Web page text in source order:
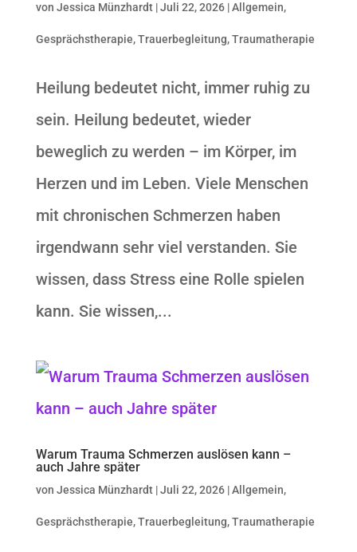
von Jessica Münzhardt|Juli 22, 2026|Allgemein,
Gesprächstherapie,Trauerbegleitung,Traumatherapie
Heilung bedeutet nicht, immer ruhig zu
sein. Heilung bedeutet, wieder
beweglich zu werden – im Körper, im
Herzen und im Leben. Viele Menschen
mit chronischen Schmerzen haben
irgendwann sehr viel verstanden. Sie
wissen, dass Stress eine Rolle spielen
kann. Sie wissen,...
Warum Trauma Schmerzen auslösen kann –
auch Jahre später
von Jessica Münzhardt|Juli 22, 2026|Allgemein,
Gesprächstherapie,Trauerbegleitung,Traumatherapie